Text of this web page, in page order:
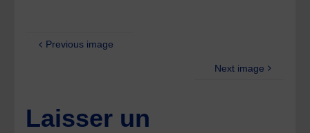
Previous image
Next image
Laisser un